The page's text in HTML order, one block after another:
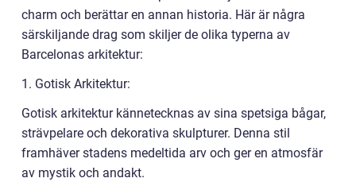
charm och berättar en annan historia. Här är några
särskiljande drag som skiljer de olika typerna av
Barcelonas arkitektur:
1. Gotisk Arkitektur:
Gotisk arkitektur kännetecknas av sina spetsiga bågar,
strävpelare och dekorativa skulpturer. Denna stil
framhäver stadens medeltida arv och ger en atmosfär
av mystik och andakt.